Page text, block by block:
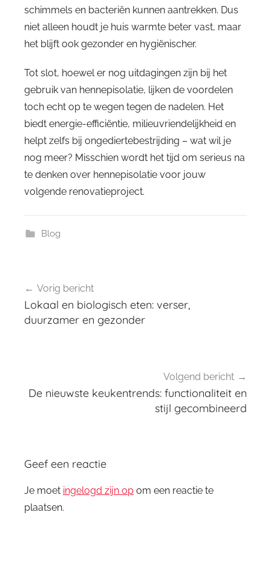
schimmels en bacteriën kunnen aantrekken. Dus
niet alleen houdt je huis warmte beter vast, maar
het blijft ook gezonder en hygiënischer.
Tot slot, hoewel er nog uitdagingen zijn bij het
gebruik van hennepisolatie, lijken de voordelen
toch echt op te wegen tegen de nadelen. Het
biedt energie-efficiëntie, milieuvriendelijkheid en
helpt zelfs bij ongediertebestrijding – wat wil je
nog meer? Misschien wordt het tijd om serieus na
te denken over hennepisolatie voor jouw
volgende renovatieproject.
Blog
navigatie
Vorig bericht
Lokaal en biologisch eten: verser,
duurzamer en gezonder
Volgend bericht
De nieuwste keukentrends: functionaliteit en
stijl gecombineerd
Geef een reactie
Je moet ingelogd zijn op om een reactie te
plaatsen.